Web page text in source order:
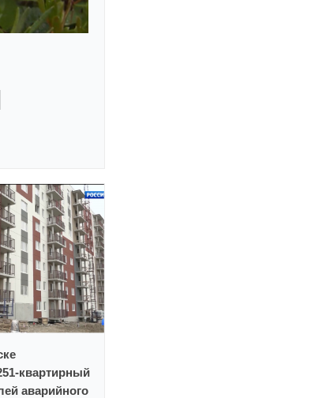
квартирный
аварийного